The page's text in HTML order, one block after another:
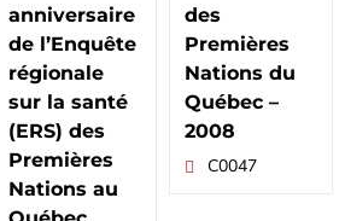
anniversaire
de l’Enquête
régionale
sur la santé
(ERS) des
Premières
Nations au
des
Premières
Nations du
Québec –
2008
C0047